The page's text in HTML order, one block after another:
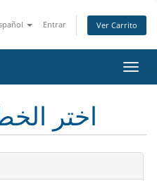
Entrar Ver Carrito
اختر